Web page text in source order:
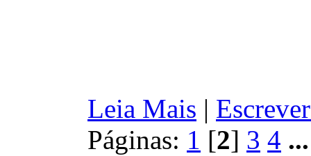
Leia Mais |
Páginas: 1 [2] 3 4